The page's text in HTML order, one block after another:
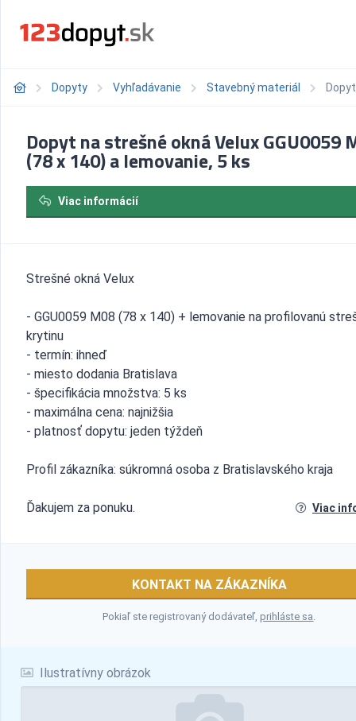
Dopyty Vyhľadávanie Stavebný materiál
Ilustratívny obrázok
Dopyt na strešné okná Velux GGU0059
(78 x 140) a lemovanie, 5 ks
Viac informácií
Strešné okná Velux
- GGU0059 M08 (78 x 140) + lemovanie na profilovanú
krytinu
- termín: ihneď
- miesto dodania Bratislava
- špecifikácia množstva: 5 ks
- maximálna cena: najnižšia
- platnosť dopytu: jeden týždeň
Profil zákazníka: súkromná osoba z Bratislavského kraja
Ďakujem za ponuku. Viac
KONTAKT NA ZÁKAZNÍKA
Pokiaľ ste registrovaný dodávateľ,prihláste sa.